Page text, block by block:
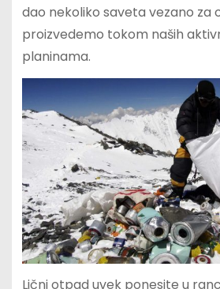
dao nekoliko saveta vezano za
proizvedemo tokom naših
planinama.
Lični otpad uvek ponesite u